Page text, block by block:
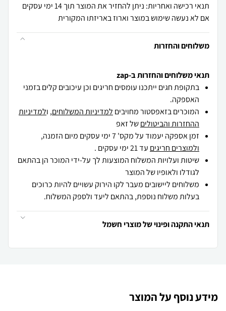
תנאי רכישה ואחריות: ניתן להחזיר את המוצר תוך 14 ימי עסקים
אם לא נעשה שימוש במוצר וארוז באריזתו המקורית
משלוחים והחזרות
תנאי משלוחים והחזרות ב-zap
בתקופת חגים ייתכנו עומסים חריגים וכן עיכובים קלים בזמני
האספקה.
המוכרים בזאפסטור מחויבים למדיניות המשלוחים, ולמדיניות
ההחזרות והביטוליםשל זאפ
זמן אספקה יעמוד על מקס' 7 ימי עסקים מיום הזמנה,
ולמוצרים חריגים עד 21 ימי עסקים .
שיטות ועלויות המשלוח המוצעות לך על-ידי המוכר הן בהתאם
לגודלו ולאופיו של המוצר
משלוחים ליישובים מעבר לקו הירוק עשויים להיות כרוכים
בעלות משלוח נוספת, בהתאם ליעד ולספק המשלוח.
תנאי התקנה ופינוי של מוצרי חשמל
מידע נוסף על המוצר